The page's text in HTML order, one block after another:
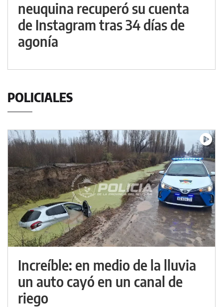
neuquina recuperó su cuenta
de Instagram tras 34 días de
agonía
POLICIALES
Increíble: en medio de la lluvia
un auto cayó en un canal de
riego